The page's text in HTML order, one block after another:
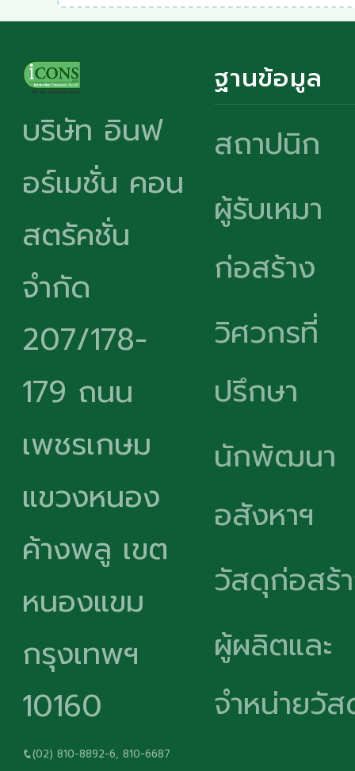
บริษัท อินฟ
อร์เมชั่น คอน
สตรัคชั่น
จำกัด
207/178-
179 ถนน
เพชรเกษม
แขวงหนอง
ค้างพลู เขต
หนองแขม
กรุงเทพฯ
10160
(02) 810-8892-6, 810-6687
ฐานข้อมูล
สถาปนิก
ผู้รับเหมา
ก่อสร้าง
วิศวกรที่
ปรึกษา
นักพัฒนา
อสังหาฯ
วัสดุก่อสร้
ผู้ผลิตและ
จำหน่ายวั